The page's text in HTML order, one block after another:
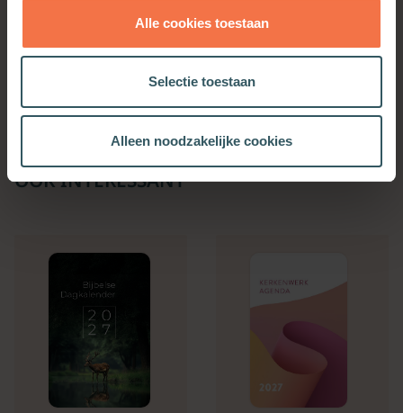
Alle cookies toestaan
Selectie toestaan
Alleen noodzakelijke cookies
Theologisch Instituut.
OOK INTERESSANT